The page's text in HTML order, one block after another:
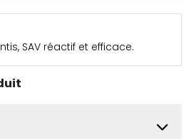
SAV réactif et efficace.